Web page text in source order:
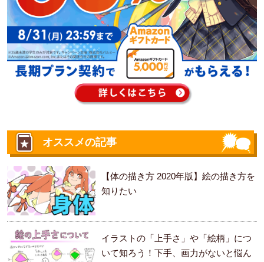
オススメの記事
【体の描き方 2020年版】絵の描き方を
知りたい
イラストの「上手さ」や「絵柄」につ
いて知ろう！下手、画力がないと悩ん